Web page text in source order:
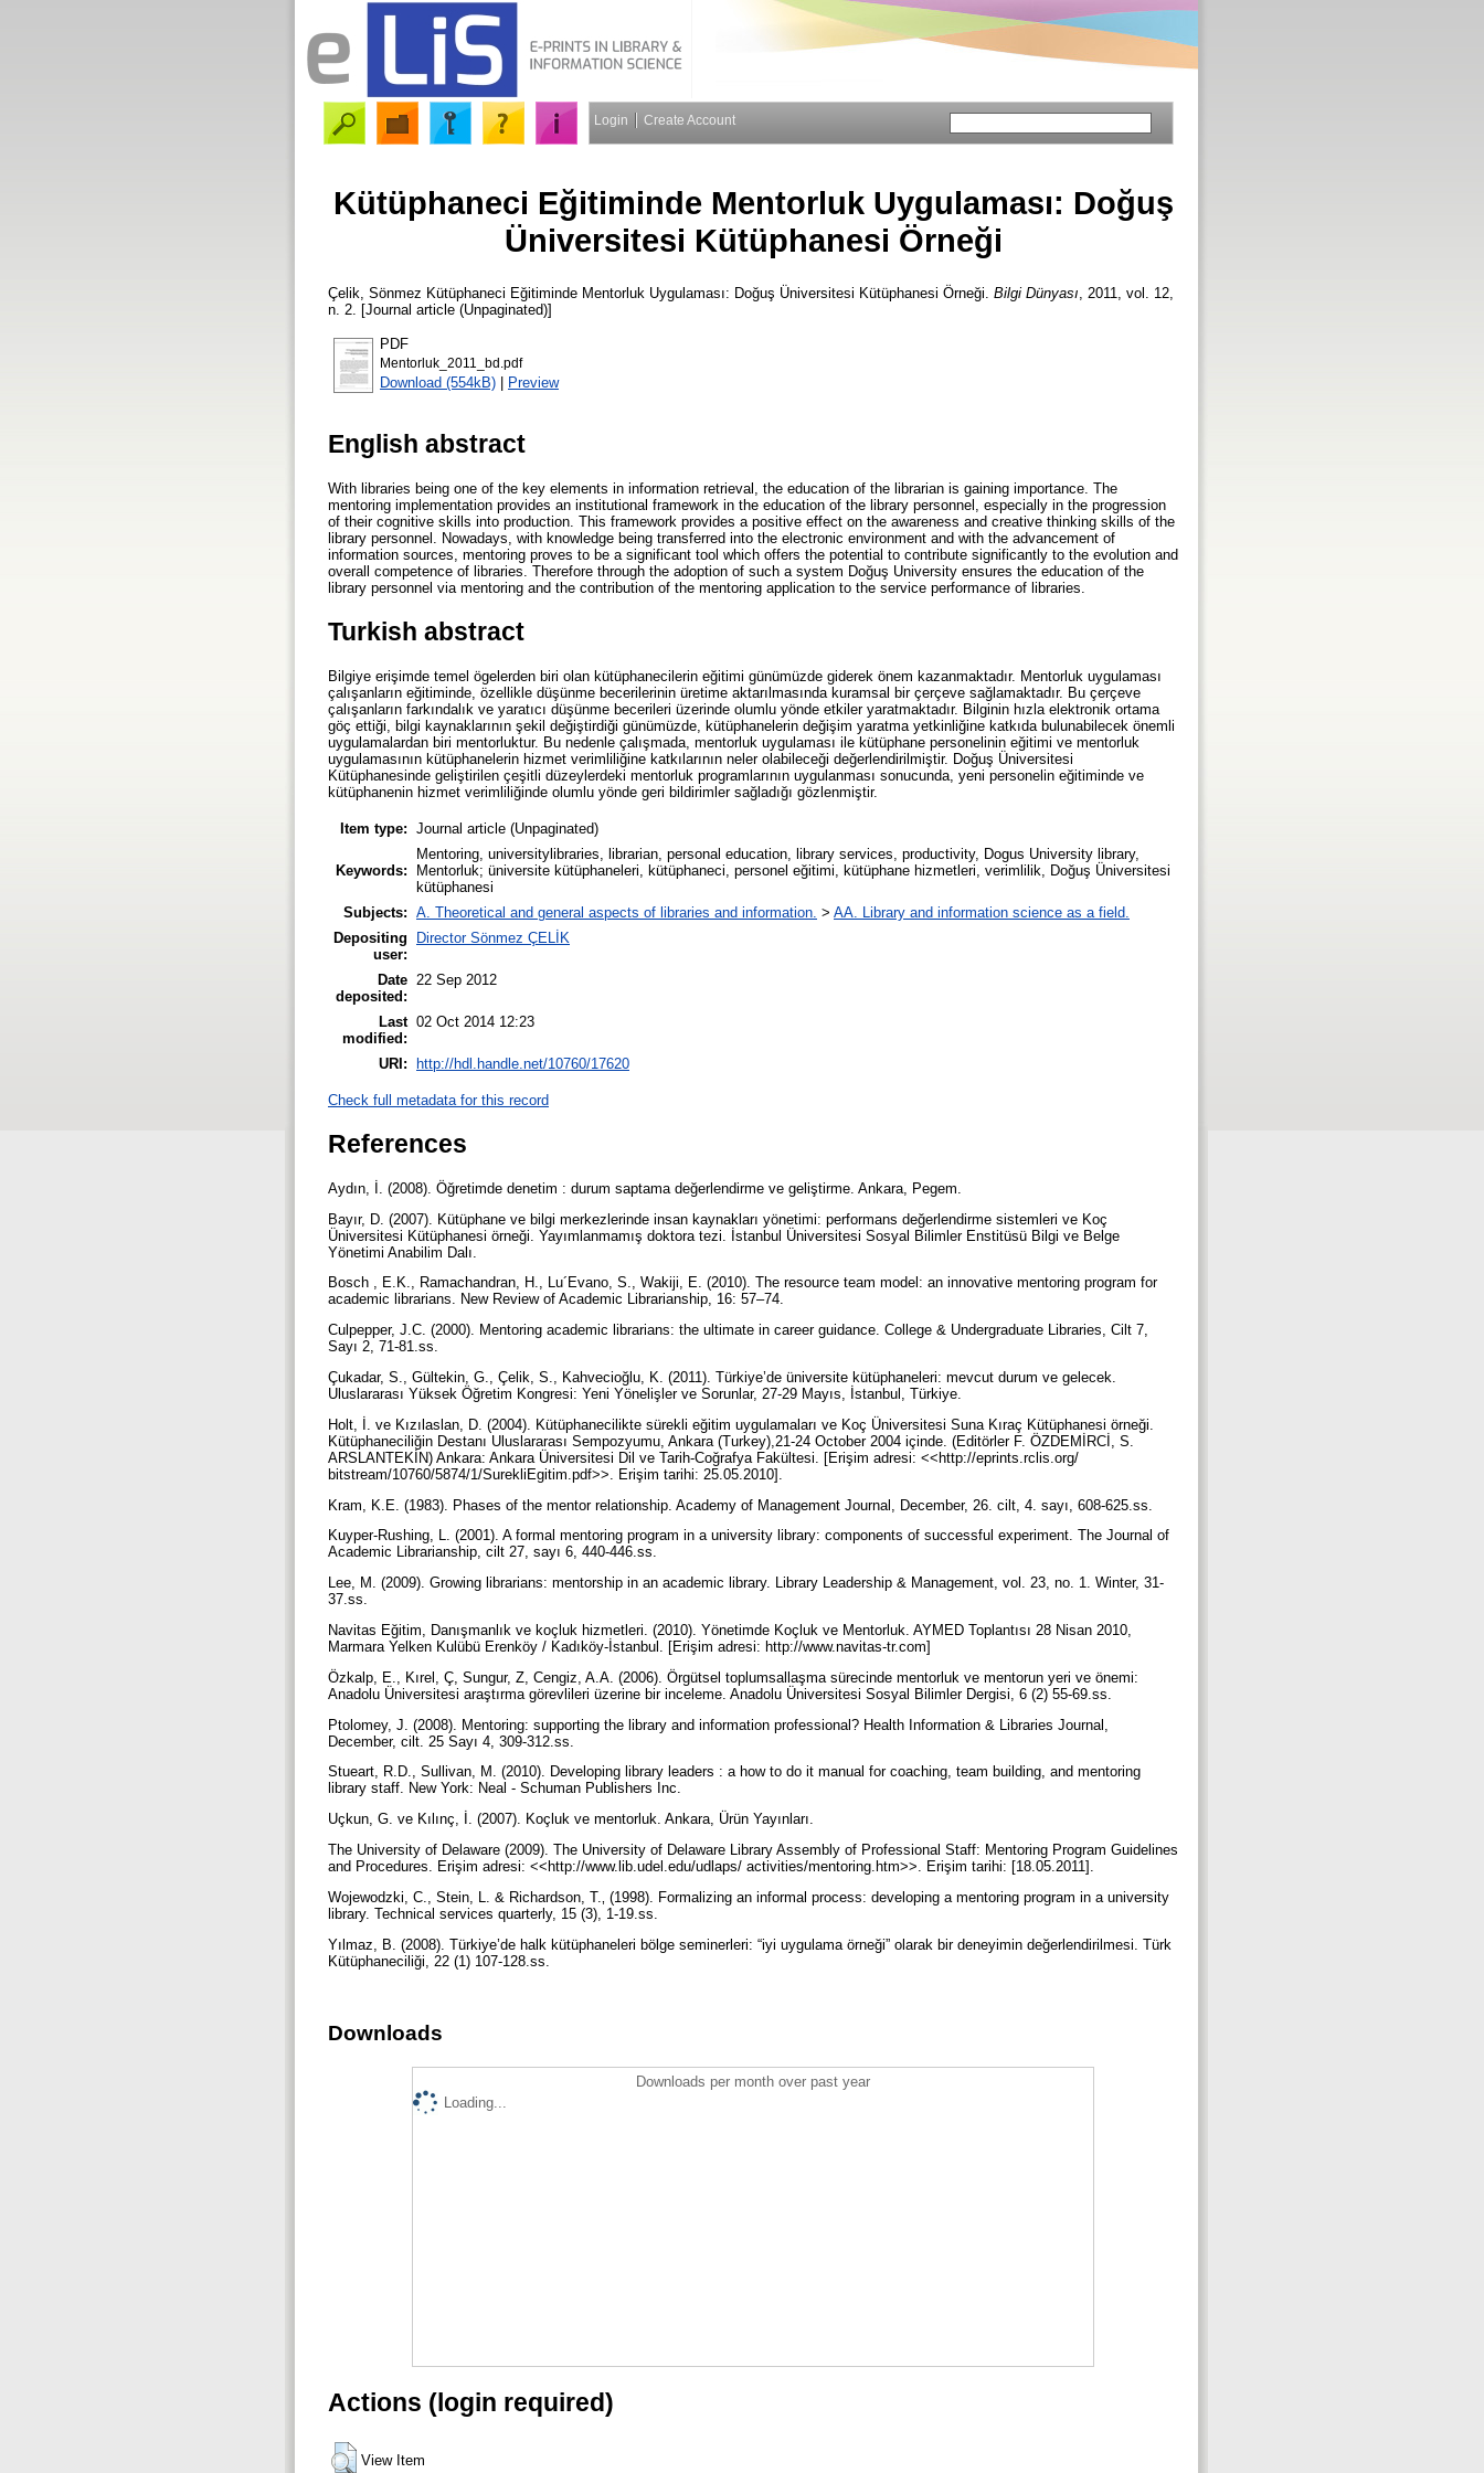
Login Create Account
Kütüphaneci Eğitiminde Mentorluk Uygulaması: Doğuş
Üniversitesi Kütüphanesi Örneği
Çelik, Sönmez Kütüphaneci Eğitiminde Mentorluk Uygulaması: Doğuş Üniversitesi Kütüphanesi Örneği. Bilgi Dünyası , 2011, vol. 12,
n. 2. [Journal article (Unpaginated)]
PDF
Mentorluk_2011_bd.pdf
Download (554kB) | Preview
English abstract
With libraries being one of the key elements in information retrieval, the education of the librarian is gaining importance. The
mentoring implementation provides an institutional framework in the education of the library personnel, especially in the progression
of their cognitive skills into production. This framework provides a positive effect on the awareness and creative thinking skills of the
library personnel. Nowadays, with knowledge being transferred into the electronic environment and with the advancement of
information sources, mentoring proves to be a significant tool which offers the potential to contribute significantly to the evolution and
overall competence of libraries. Therefore through the adoption of such a system Doğuş University ensures the education of the
library personnel via mentoring and the contribution of the mentoring application to the service performance of libraries.
Turkish abstract
Bilgiye erişimde temel ögelerden biri olan kütüphanecilerin eğitimi günümüzde giderek önem kazanmaktadır. Mentorluk uygulaması
çalışanların eğitiminde, özellikle düşünme becerilerinin üretime aktarılmasında kuramsal bir çerçeve sağlamaktadır. Bu çerçeve
çalışanların farkındalık ve yaratıcı düşünme becerileri üzerinde olumlu yönde etkiler yaratmaktadır. Bilginin hızla elektronik ortama
göç ettiği, bilgi kaynaklarının şekil değiştirdiği günümüzde, kütüphanelerin değişim yaratma yetkinliğine katkıda bulunabilecek önemli
uygulamalardan biri mentorluktur. Bu nedenle çalışmada, mentorluk uygulaması ile kütüphane personelinin eğitimi ve mentorluk
uygulamasının kütüphanelerin hizmet verimliliğine katkılarının neler olabileceği değerlendirilmiştir. Doğuş Üniversitesi
Kütüphanesinde geliştirilen çeşitli düzeylerdeki mentorluk programlarının uygulanması sonucunda, yeni personelin eğitiminde ve
kütüphanenin hizmet verimliliğinde olumlu yönde geri bildirimler sağladığı gözlenmiştir.
Item type: Journal article (Unpaginated)
Keywords:
Mentoring, universitylibraries, librarian, personal education, library services, productivity, Dogus University library,
Mentorluk; üniversite kütüphaneleri, kütüphaneci, personel eğitimi, kütüphane hizmetleri, verimlilik, Doğuş Üniversitesi
kütüphanesi
Subjects: A. Theoretical and general aspects of libraries and information. > AA. Library and information science as a field.
Depositing
user:
Director Sönmez ÇELİK
Date
deposited:
22 Sep 2012
Last
modified:
02 Oct 2014 12:23
URI: http://hdl.handle.net/10760/17620
Check full metadata for this record
References
Aydın, İ. (2008). Öğretimde denetim : durum saptama değerlendirme ve geliştirme. Ankara, Pegem.
Bayır, D. (2007). Kütüphane ve bilgi merkezlerinde insan kaynakları yönetimi: performans değerlendirme sistemleri ve Koç
Üniversitesi Kütüphanesi örneği. Yayımlanmamış doktora tezi. İstanbul Üniversitesi Sosyal Bilimler Enstitüsü Bilgi ve Belge
Yönetimi Anabilim Dalı.
Bosch , E.K., Ramachandran, H., Lu´Evano, S., Wakiji, E. (2010). The resource team model: an innovative mentoring program for
academic librarians. New Review of Academic Librarianship, 16: 57–74.
Culpepper, J.C. (2000). Mentoring academic librarians: the ultimate in career guidance. College & Undergraduate Libraries, Cilt 7,
Sayı 2, 71-81.ss.
Çukadar, S., Gültekin, G., Çelik, S., Kahvecioğlu, K. (2011). Türkiye’de üniversite kütüphaneleri: mevcut durum ve gelecek.
Uluslararası Yüksek Öğretim Kongresi: Yeni Yönelişler ve Sorunlar, 27-29 Mayıs, İstanbul, Türkiye.
Holt, İ. ve Kızılaslan, D. (2004). Kütüphanecilikte sürekli eğitim uygulamaları ve Koç Üniversitesi Suna Kıraç Kütüphanesi örneği.
Kütüphaneciliğin Destanı Uluslararası Sempozyumu, Ankara (Turkey),21-24 October 2004 içinde. (Editörler F. ÖZDEMİRCİ, S.
ARSLANTEKİN) Ankara: Ankara Üniversitesi Dil ve Tarih-Coğrafya Fakültesi. [Erişim adresi: <<http://eprints.rclis.org/
bitstream/10760/5874/1/SurekliEgitim.pdf>>. Erişim tarihi: 25.05.2010].
Kram, K.E. (1983). Phases of the mentor relationship. Academy of Management Journal, December, 26. cilt, 4. sayı, 608-625.ss.
Kuyper-Rushing, L. (2001). A formal mentoring program in a university library: components of successful experiment. The Journal of
Academic Librarianship, cilt 27, sayı 6, 440-446.ss.
Lee, M. (2009). Growing librarians: mentorship in an academic library. Library Leadership & Management, vol. 23, no. 1. Winter, 31-
37.ss.
Navitas Eğitim, Danışmanlık ve koçluk hizmetleri. (2010). Yönetimde Koçluk ve Mentorluk. AYMED Toplantısı 28 Nisan 2010,
Marmara Yelken Kulübü Erenköy / Kadıköy-İstanbul. [Erişim adresi: http://www.navitas-tr.com]
Özkalp, E., Kırel, Ç, Sungur, Z, Cengiz, A.A. (2006). Örgütsel toplumsallaşma sürecinde mentorluk ve mentorun yeri ve önemi:
Anadolu Üniversitesi araştırma görevlileri üzerine bir inceleme. Anadolu Üniversitesi Sosyal Bilimler Dergisi, 6 (2) 55-69.ss.
Ptolomey, J. (2008). Mentoring: supporting the library and information professional? Health Information & Libraries Journal,
December, cilt. 25 Sayı 4, 309-312.ss.
Stueart, R.D., Sullivan, M. (2010). Developing library leaders : a how to do it manual for coaching, team building, and mentoring
library staff. New York: Neal - Schuman Publishers Inc.
Uçkun, G. ve Kılınç, İ. (2007). Koçluk ve mentorluk. Ankara, Ürün Yayınları.
The University of Delaware (2009). The University of Delaware Library Assembly of Professional Staff: Mentoring Program Guidelines
and Procedures. Erişim adresi: <<http://www.lib.udel.edu/udlaps/ activities/mentoring.htm>>. Erişim tarihi: [18.05.2011].
Wojewodzki, C., Stein, L. & Richardson, T.‚ (1998). Formalizing an informal process: developing a mentoring program in a university
library. Technical services quarterly, 15 (3), 1-19.ss.
Yılmaz, B. (2008). Türkiye’de halk kütüphaneleri bölge seminerleri: “iyi uygulama örneği” olarak bir deneyimin değerlendirilmesi. Türk
Kütüphaneciliği, 22 (1) 107-128.ss.
Downloads
Downloads per month over past year
Loading...
Actions (login required)
View Item